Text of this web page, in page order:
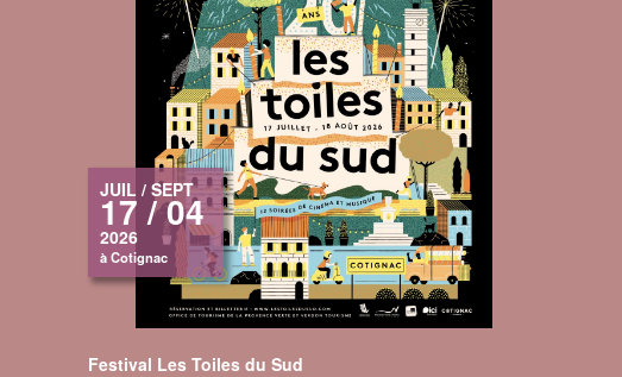
JUIL / SEPT
17 / 04
2026
à Cotignac
Festival Les Toiles du Sud